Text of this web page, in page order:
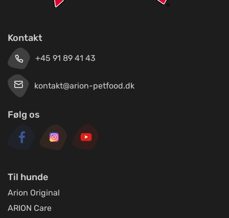
Kontakt
+45 91 89 41 43
kontakt@arion-petfood.dk
Følg os
Til hunde
Arion Original
ARION Care